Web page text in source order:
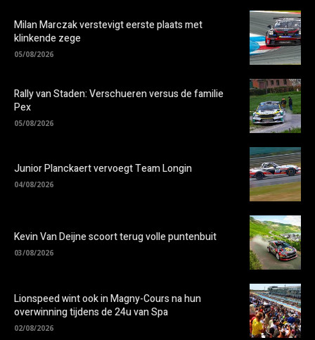
Milan Marczak verstevigt eerste plaats met
klinkende zege
05/08/2026
Rally van Staden: Verschueren versus de familie
Pex
05/08/2026
Junior Planckaert vervoegt Team Longin
04/08/2026
Kevin Van Deijne scoort terug volle puntenbuit
03/08/2026
Lionspeed wint ook in Magny-Cours na hun
overwinning tijdens de 24u van Spa
02/08/2026